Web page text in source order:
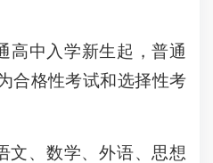
高中入学新生起，普通
合格性考试和选择性考
文、数学、外语、思想